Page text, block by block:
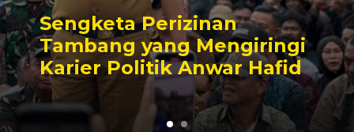
Sengketa Perizinan
Tambang yang Mengiringi
Karier Politik Anwar Hafid